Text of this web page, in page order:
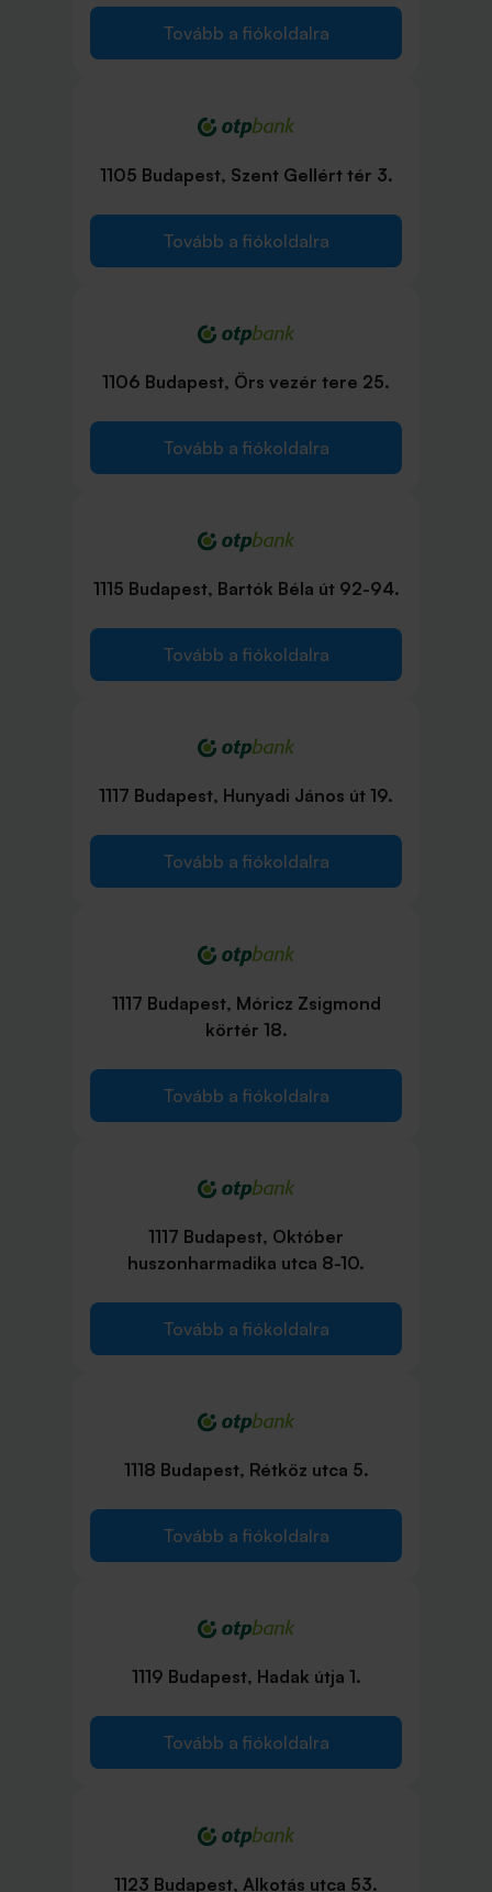
Tovább a fiókoldalra
1105 Budapest, Szent Gellért tér 3.
Tovább a fiókoldalra
1106 Budapest, Örs vezér tere 25.
Tovább a fiókoldalra
1115 Budapest, Bartók Béla út 92-94.
Tovább a fiókoldalra
1117 Budapest, Hunyadi János út 19.
Tovább a fiókoldalra
1117 Budapest, Móricz Zsigmond
körtér 18.
Tovább a fiókoldalra
1117 Budapest, Október
huszonharmadika utca 8-10.
Tovább a fiókoldalra
1118 Budapest, Rétköz utca 5.
Tovább a fiókoldalra
1119 Budapest, Hadak útja 1.
Tovább a fiókoldalra
1123 Budapest, Alkotás utca 53.